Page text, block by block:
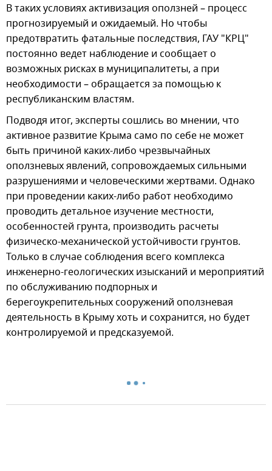
В таких условиях активизация оползней – процесс
прогнозируемый и ожидаемый. Но чтобы
предотвратить фатальные последствия, ГАУ "КРЦ"
постоянно ведет наблюдение и сообщает о
возможных рисках в муниципалитеты, а при
необходимости – обращается за помощью к
республиканским властям.
Подводя итог, эксперты сошлись во мнении, что
активное развитие Крыма само по себе не может
быть причиной каких-либо чрезвычайных
оползневых явлений, сопровождаемых сильными
разрушениями и человеческими жертвами. Однако
при проведении каких-либо работ необходимо
проводить детальное изучение местности,
особенностей грунта, производить расчеты
физическо-механической устойчивости грунтов.
Только в случае соблюдения всего комплекса
инженерно-геологических изысканий и мероприятий
по обслуживанию подпорных и
берегоукрепительных сооружений оползневая
деятельность в Крыму хоть и сохранится, но будет
контролируемой и предсказуемой.